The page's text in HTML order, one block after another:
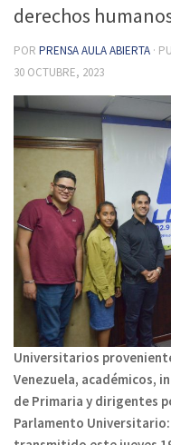
derechos
POR PRENSA AULA ABIERTA ·
30 OCTUBRE, 2023
Universitarios
Venezuela, académicos,
de Primaria y dirigentes
Parlamento